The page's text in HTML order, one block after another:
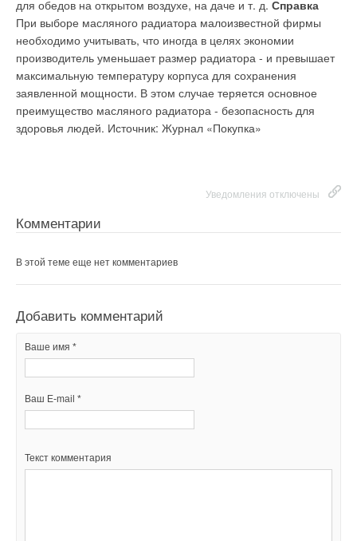
для обедов на открытом воздухе, на даче и т. д. Справка
При выборе масляного радиатора малоизвестной фирмы
необходимо учитывать, что иногда в целях экономии
производитель уменьшает размер радиатора - и превышает
максимальную температуру корпуса для сохранения
заявленной мощности. В этом случае теряется основное
преимущество масляного радиатора - безопасность для
здоровья людей. Источник: Журнал «Покупка»
Уведомления отключены
Комментарии
В этой теме еще нет комментариев
Добавить комментарий
Ваше имя *
Ваш E-mail *
Текст комментария